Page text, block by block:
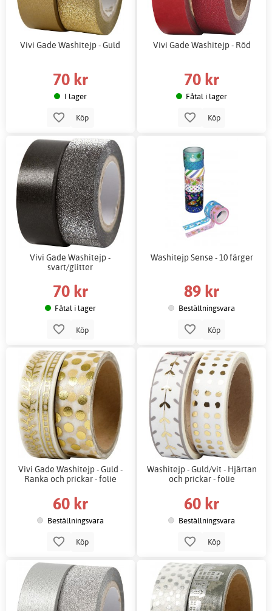
Vivi Gade Washitejp - Guld
70 kr
I lager
Köp
Vivi Gade Washitejp - Röd
70 kr
Fåtal i lager
Köp
Vivi Gade Washitejp -
svart/glitter
70 kr
Fåtal i lager
Köp
Washitejp Sense - 10 färger
89 kr
Beställningsvara
Köp
Vivi Gade Washitejp - Guld -
Ranka och prickar - folie
60 kr
Beställningsvara
Köp
Washitejp - Guld/vit - Hjärtan
och prickar - folie
60 kr
Beställningsvara
Köp